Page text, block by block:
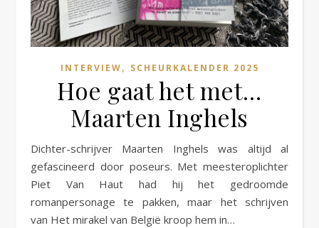
INTERVIEW, SCHEURKALENDER 2025
Hoe gaat het met…
Maarten Inghels
Dichter-schrijver Maarten Inghels was altijd al
gefascineerd door poseurs. Met meesteroplichter
Piet Van Haut had hij het gedroomde
romanpersonage te pakken, maar het schrijven
van Het mirakel van België kroop hem in…